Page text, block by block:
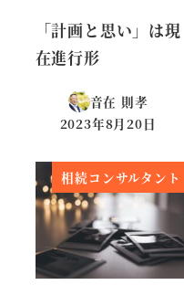
「計画と思い」は現
在進行形
音在 則孝
投稿日
2023年8月20日
相続コンサルタント